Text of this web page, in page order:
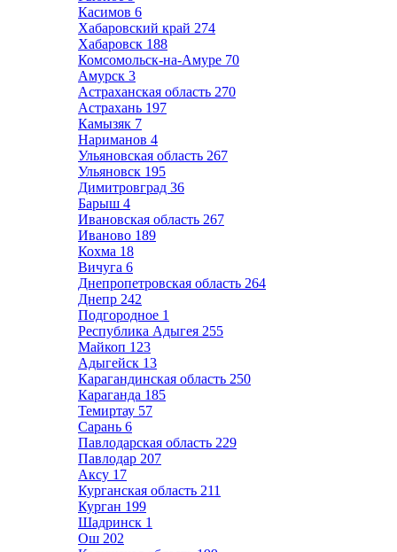
Касимов 6
Хабаровский край 274
Хабаровск 188
Комсомольск-на-Амуре 70
Амурск 3
Астраханская область 270
Астрахань 197
Камызяк 7
Нариманов 4
Ульяновская область 267
Ульяновск 195
Димитровград 36
Барыш 4
Ивановская область 267
Иваново 189
Кохма 18
Вичуга 6
Днепропетровская область 264
Днепр 242
Подгородное 1
Республика Адыгея 255
Майкоп 123
Адыгейск 13
Карагандинская область 250
Караганда 185
Темиртау 57
Сарань 6
Павлодарская область 229
Павлодар 207
Аксу 17
Курганская область 211
Курган 199
Шадринск 1
Ош 202